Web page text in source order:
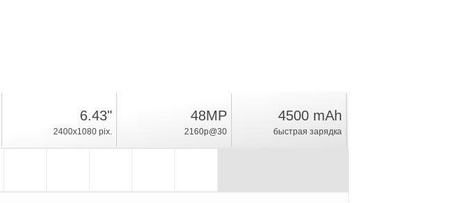
6.43"
2400x1080 pix.
48MP
2160p@30
4500 mAh
быстрая зарядка